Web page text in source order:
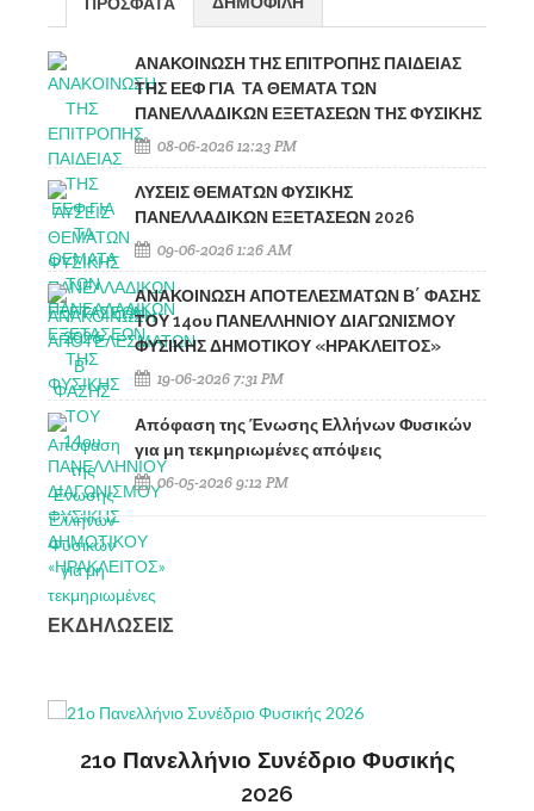
ΑΝΑΚΟΙΝΩΣΗ ΤΗΣ ΕΠΙΤΡΟΠΗΣ ΠΑΙΔΕΙΑΣ
ΤΗΣ ΕΕΦ ΓΙΑ ΤΑ ΘΕΜΑΤΑ ΤΩΝ
ΠΑΝΕΛΛΑΔΙΚΩΝ ΕΞΕΤΑΣΕΩΝ ΤΗΣ ΦΥΣΙΚΗΣ
08-06-2026 12:23 PM
ΛΥΣΕΙΣ ΘΕΜΑΤΩΝ ΦΥΣΙΚΗΣ
ΠΑΝΕΛΛΑΔΙΚΩΝ ΕΞΕΤΑΣΕΩΝ 2026
09-06-2026 1:26 AM
ΑΝΑΚΟΙΝΩΣΗ ΑΠΟΤΕΛΕΣΜΑΤΩΝ Β΄ ΦΑΣΗΣ
ΤΟΥ 14ου ΠΑΝΕΛΛΗΝΙΟΥ ΔΙΑΓΩΝΙΣΜΟΥ
ΦΥΣΙΚΗΣ ΔΗΜΟΤΙΚΟΥ «ΗΡΑΚΛΕΙΤΟΣ»
19-06-2026 7:31 PM
Απόφαση της Ένωσης Ελλήνων Φυσικών
για μη τεκμηριωμένες απόψεις
06-05-2026 9:12 PM
ΕΚΔΗΛΩΣΕΙΣ
Φυσικής
2η Ανακοίνωση 20ου